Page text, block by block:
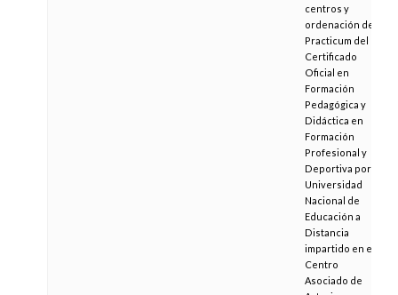
centros y
ordenación del
Practicum del
Certificado
Oficial en
Formación
Pedagógica y
Didáctica en
Formación
Profesional y
Deportiva por la
Universidad
Nacional de
Educación a
Distancia
impartido en el
Centro
Asociado de